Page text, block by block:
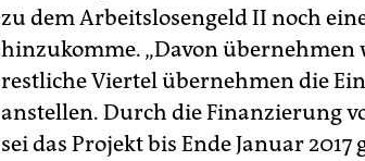
zu dem Arbeitslosengeld II noch
hinzukomme. „Davon übernehmen
restliche Viertel übernehmen die
anstellen. Durch die Finanzierung
sei das Projekt bis Ende Januar